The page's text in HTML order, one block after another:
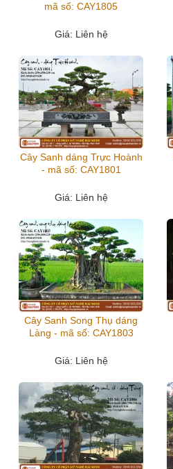
mã số: CAY1805
Giá: Liên hệ
Cây Sanh dáng Trực Hoành
- mã số: CAY1801
Giá: Liên hệ
Cây Sanh Song Thụ dáng
Làng - mã số: CAY1803
Giá: Liên hệ